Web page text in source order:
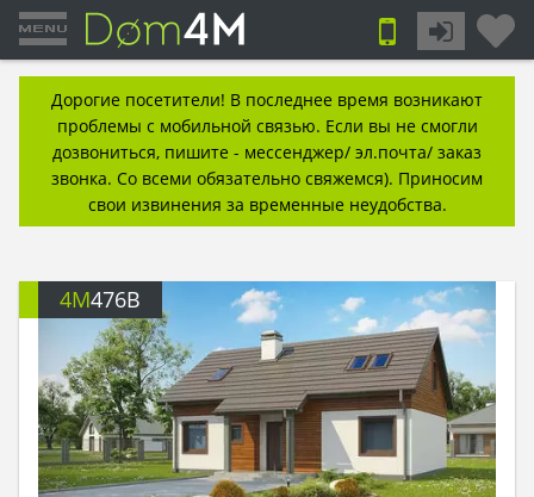
Дорогие посетители! В последнее время возникают
проблемы с мобильной связью. Если вы не смогли
дозвониться, пишите - мессенджер/ эл.почта/ заказ
звонка. Со всеми обязательно свяжемся). Приносим
свои извинения за временные неудобства.
4M476B